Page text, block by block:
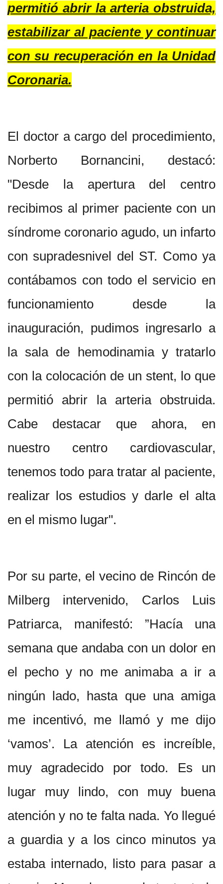
permitió abrir la arteria obstruida,
estabilizar al paciente y continuar
con su recuperación en la Unidad
Coronaria.
El doctor a cargo del procedimiento,
Norberto Bornancini, destacó:
"Desde la apertura del centro
recibimos al primer paciente con un
síndrome coronario agudo, un infarto
con supradesnivel del ST. Como ya
contábamos con todo el servicio en
funcionamiento desde la
inauguración, pudimos ingresarlo a
la sala de hemodinamia y tratarlo
con la colocación de un stent, lo que
permitió abrir la arteria obstruida.
Cabe destacar que ahora, en
nuestro centro cardiovascular,
tenemos todo para tratar al paciente,
realizar los estudios y darle el alta
en el mismo lugar".
Por su parte, el vecino de Rincón de
Milberg intervenido, Carlos Luis
Patriarca, manifestó: ”Hacía una
semana que andaba con un dolor en
el pecho y no me animaba a ir a
ningún lado, hasta que una amiga
me incentivó, me llamó y me dijo
‘vamos’. La atención es increíble,
muy agradecido por todo. Es un
lugar muy lindo, con muy buena
atención y no te falta nada. Yo llegué
a guardia y a los cinco minutos ya
estaba internado, listo para pasar a